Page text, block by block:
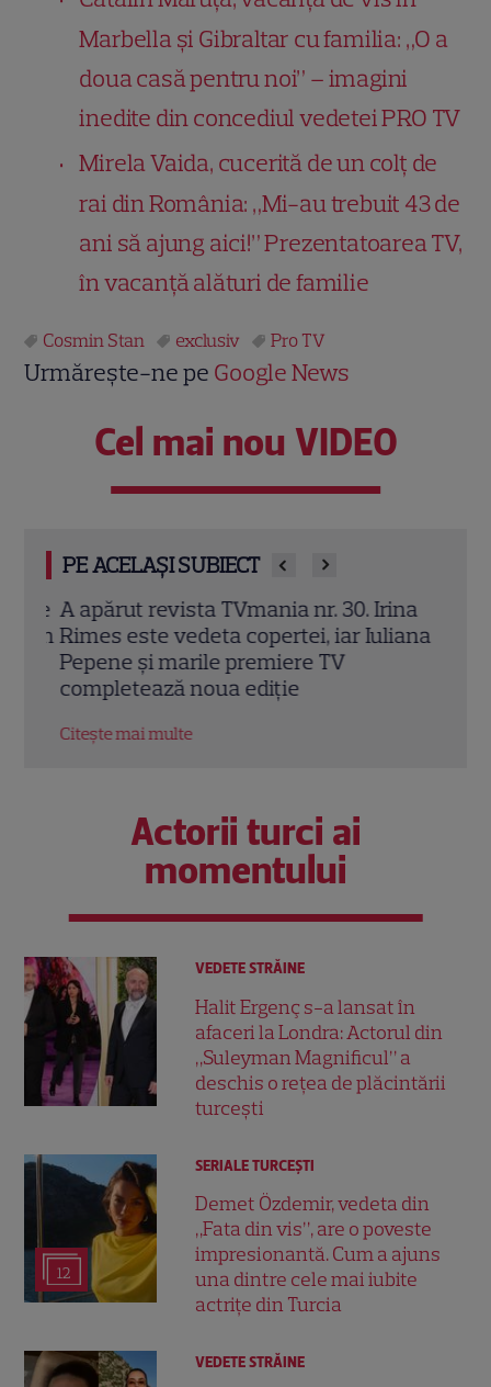
Marbella și Gibraltar cu familia: „O a
doua casă pentru noi” – imagini
inedite din concediul vedetei PRO TV
Mirela Vaida, cucerită de un colț de
rai din România: „Mi-au trebuit 43 de
ani să ajung aici!” Prezentatoarea TV,
în vacanță alături de familie
Cosmin Stan exclusiv Pro TV
Urmărește-ne pe Google News
Cel mai nou VIDEO
PE ACELAȘI SUBIECT
A apărut revista TVmania nr. 30. Irina
Rimes este vedeta copertei, iar Iuliana
Pepene și marile premiere TV
completează noua ediție
Citește mai multe
Actorii turci ai
momentului
VEDETE STRĂINE
Halit Ergenç s-a lansat în
afaceri la Londra: Actorul din
„Suleyman Magnificul” a
deschis o rețea de plăcintării
turcești
12
SERIALE TURCEŞTI
Demet Özdemir, vedeta din
„Fata din vis”, are o poveste
impresionantă. Cum a ajuns
una dintre cele mai iubite
actrițe din Turcia
VEDETE STRĂINE